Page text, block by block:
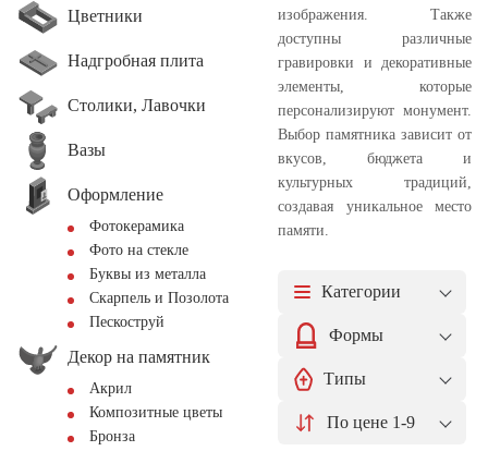
Цветники
Надгробная плита
Столики, Лавочки
Вазы
Оформление
Фотокерамика
Фото на стекле
Буквы из металла
Скарпель и Позолота
Пескоструй
Декор на памятник
Акрил
Композитные цветы
Бронза
изображения. Также
доступны различные
гравировки и декоративные
элементы, которые
персонализируют монумент.
Выбор памятника зависит от
вкусов, бюджета и
культурных традиций,
создавая уникальное место
памяти.
Категории
Формы
Типы
По цене 1-9